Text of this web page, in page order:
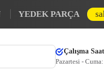
YEDEK PARÇA
Çalışma
Pazartesi -